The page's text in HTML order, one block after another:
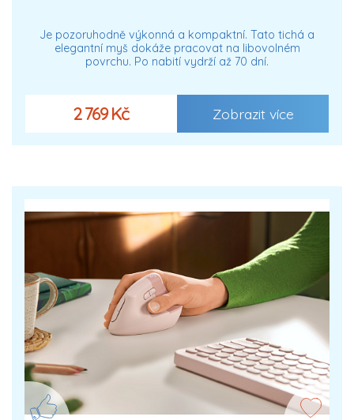
Je pozoruhodně výkonná a kompaktní. Tato tichá a
elegantní myš dokáže pracovat na libovolném
povrchu. Po nabití vydrží až 70 dní.
2 769 Kč Zobrazit více